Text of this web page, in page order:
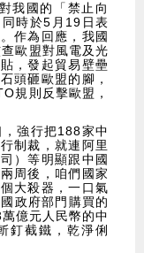
我國的「禁止向
時於5月19日表
作為回應，我國
歐盟對風電及光
，發起貿易壁壘
頭砸歐盟的腳，
規則反擊歐盟，
強行把188家中
制裁，就連阿里
）等明顯跟中國
周後，咱們國家
大殺器，一口氣
政府部門購買的
億元人民幣的中
釘截鐵，乾淨俐